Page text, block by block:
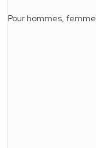
Pour hommes,